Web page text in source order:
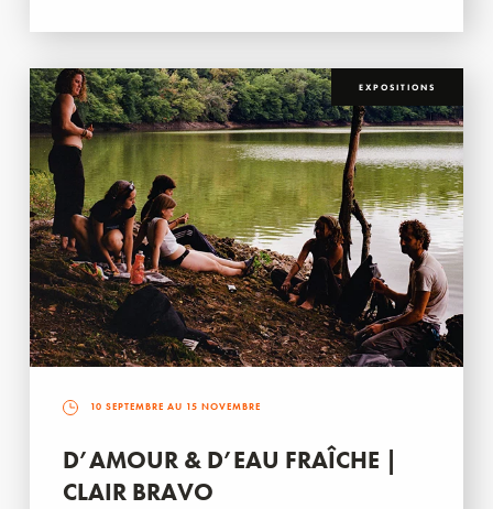
EXPOSITIONS
10 SEPTEMBRE AU 15 NOVEMBRE
D’AMOUR & D’EAU FRAÎCHE |
CLAIR BRAVO